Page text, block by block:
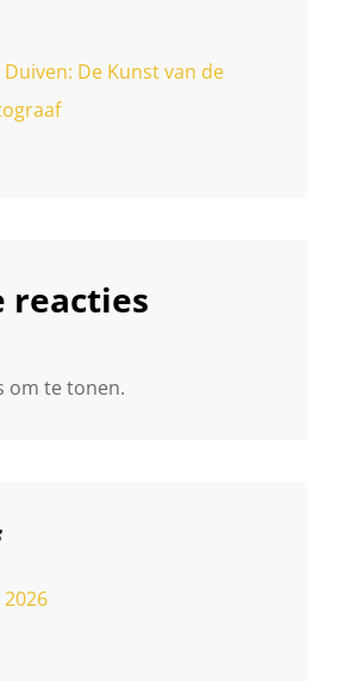
De Kunst van de
reacties
om te tonen.